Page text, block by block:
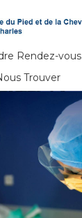
Rendez-vous
Trouver